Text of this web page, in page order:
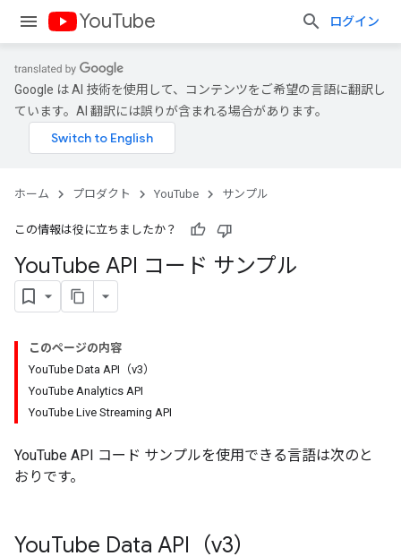
YouTube ログイン
Google は AI 技術を使用して、コンテンツをご希望の言語に翻訳し
ています。AI 翻訳には誤りが含まれる場合があります。
ホーム プロダクト YouTube サンプル
この情報は役に立ちましたか？
YouTube API コード サンプル
このページの内容
YouTube Data API（v3）
YouTube Analytics API
YouTube Live Streaming API
YouTube API コード サンプルを使用できる言語は次のと
おりです。
YouTube Data API（v3）